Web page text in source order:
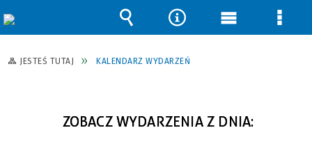
JESTEŚ TUTAJ KALENDARZ WYDARZEŃ
ZOBACZ WYDARZENIA Z DNIA:
Wyszukiwarka
Narzędzia
Menu Menu